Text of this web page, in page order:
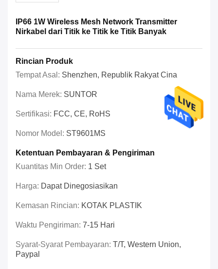
IP66 1W Wireless Mesh Network Transmitter
Nirkabel dari Titik ke Titik ke Titik Banyak
Rincian Produk
Tempat Asal: Shenzhen, Republik Rakyat Cina
Nama Merek: SUNTOR
Sertifikasi: FCC, CE, RoHS
Nomor Model: ST9601MS
Ketentuan Pembayaran & Pengiriman
Kuantitas Min Order: 1 Set
Harga: Dapat Dinegosiasikan
Kemasan Rincian: KOTAK PLASTIK
Waktu Pengiriman: 7-15 Hari
Syarat-Syarat Pembayaran: T/T, Western Union,
Paypal